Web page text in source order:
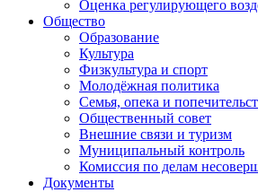
Оценка регулирующего
Общество
Образование
Культура
Физкультура и спорт
Молодёжная политика
Семья, опека и
Общественный совет
Внешние связи и туризм
Муниципальный контроль
Комиссия по делам
Документы